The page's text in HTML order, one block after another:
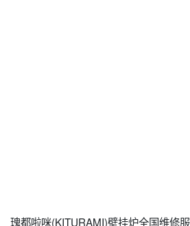
瑰都啦咪(KITURAMI)壁挂炉全国维修